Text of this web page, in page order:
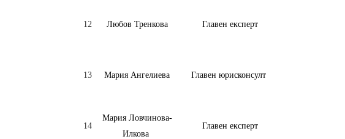
12 Любов Тренкова Главен експерт
13 Мария Ангелиева Главен юрисконсулт
14
Мария Ловчинова-
Илкова
Главен експерт